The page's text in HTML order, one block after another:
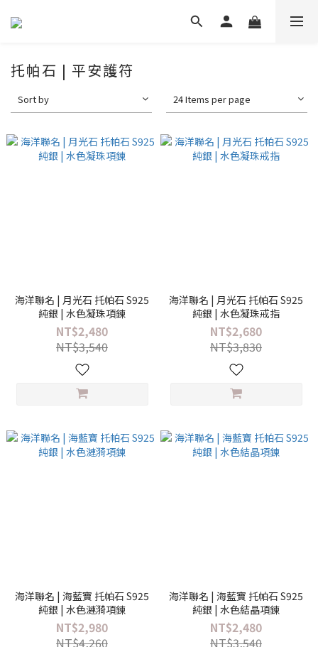
托帕石 | 平安護符
Sort by 24 Items per page
海洋聯名 | 月光石 托帕石 S925
純銀 | 水色凝珠項鍊
NT$2,480
NT$3,540
海洋聯名 | 月光石 托帕石 S925
純銀 | 水色凝珠戒指
NT$2,680
NT$3,830
海洋聯名 | 海藍寶 托帕石 S925
純銀 | 水色漣漪項鍊
NT$2,980
NT$4,260
海洋聯名 | 海藍寶 托帕石 S925
純銀 | 水色結晶項鍊
NT$2,480
NT$3,540